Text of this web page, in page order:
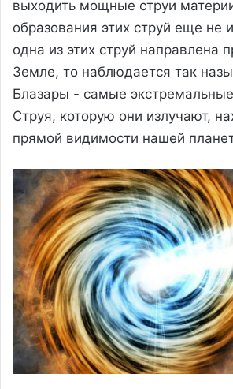
выходить мощные струи
образования этих струй еще не
одна из этих струй направлена
Земле, то наблюдается так
Блазары - самые
Струя, которую они излучают,
прямой видимости нашей